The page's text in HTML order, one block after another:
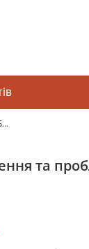
та